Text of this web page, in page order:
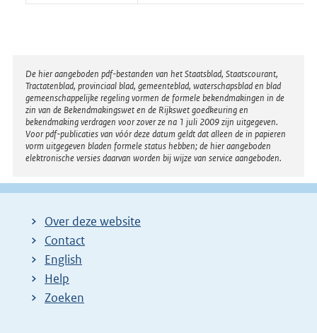
Disclaimer
De hier aangeboden pdf-bestanden van het Staatsblad, Staatscourant,
Tractatenblad, provinciaal blad, gemeenteblad, waterschapsblad en blad
gemeenschappelijke regeling vormen de formele bekendmakingen in de
zin van de Bekendmakingswet en de Rijkswet goedkeuring en
bekendmaking verdragen voor zover ze na 1 juli 2009 zijn uitgegeven.
Voor pdf-publicaties van vóór deze datum geldt dat alleen de in papieren
vorm uitgegeven bladen formele status hebben; de hier aangeboden
elektronische versies daarvan worden bij wijze van service aangeboden.
Over deze website
Contact
English
Help
Zoeken